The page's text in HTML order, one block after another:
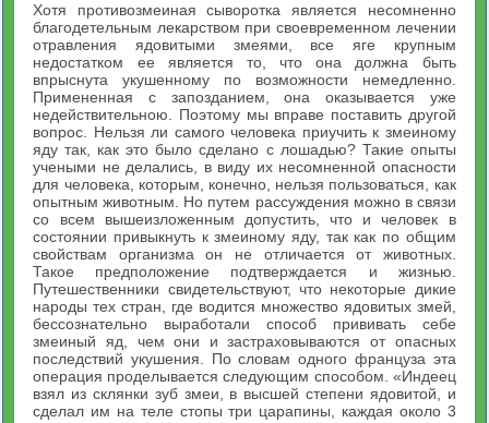
Хотя противозмеиная сыворотка является несомненно
благодетельным лекарством при своевременном лечении
отравления ядовитыми змеями, все яге крупным
недостатком ее является то, что она должна быть
впрыснута укушенному по возможности немедленно.
Примененная с запозданием, она оказывается уже
недействительною. Поэтому мы вправе поставить другой
вопрос. Нельзя ли самого человека приучить к змеиному
яду так, как это было сделано с лошадью? Такие опыты
учеными не делались, в виду их несомненной опасности
для человека, которым, конечно, нельзя пользоваться, как
опытным животным. Но путем рассуждения можно в связи
со всем вышеизложенным допустить, что и человек в
состоянии привыкнуть к змеиному яду, так как по общим
свойствам организма он не отличается от животных.
Такое предположение подтверждается и жизнью.
Путешественники свидетельствуют, что некоторые дикие
народы тех стран, где водится множество ядовитых змей,
бессознательно выработали способ прививать себе
змеиный яд, чем они и застраховываются от опасных
последствий укушения. По словам одного француза эта
операция проделывается следующим способом. «Индеец
взял из склянки зуб змеи, в высшей степени ядовитой, и
сделал им на теле стопы три царапины, каждая около 3